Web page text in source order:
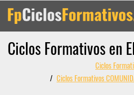
Ciclos Formativos en
Ciclos
Ciclos Formativos